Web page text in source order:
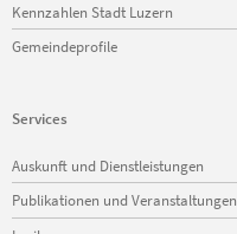
Kennzahlen Stadt Luzern
Gemeindeprofile
Services
Navigation
überspringen
Auskunft und Dienstleistungen
Publikationen und Veranstaltungen